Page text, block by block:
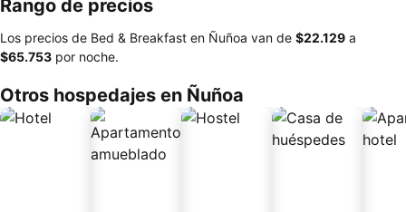
Rango de precios
Los precios de Bed & Breakfast en Ñuñoa van de ‎$22.129 a
‎$65.753 por noche.
Otros hospedajes en Ñuñoa